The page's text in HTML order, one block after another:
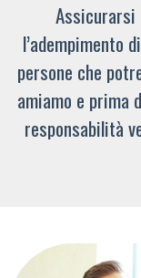
Assicurarsi
l’adempimento
persone che
amiamo e prima
responsabilità